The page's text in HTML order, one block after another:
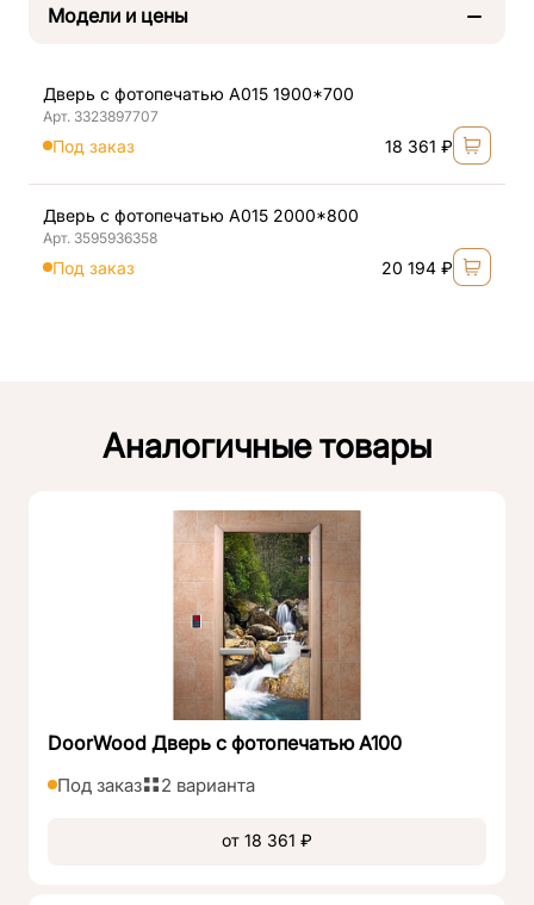
Модели и цены
Дверь с фотопечатью А015 1900*700
Арт. 3323897707
Под заказ 18 361 ₽
Дверь с фотопечатью А015 2000*800
Арт. 3595936358
Под заказ 20 194 ₽
Аналогичные товары
DoorWood Дверь с фотопечатью А100
Под заказ 2 варианта
от 18 361 ₽